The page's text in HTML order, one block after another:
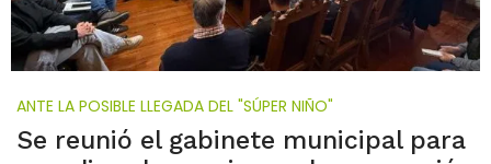
ANTE LA POSIBLE LLEGADA DEL "SÚPER NIÑO"
Se reunió el gabinete municipal para